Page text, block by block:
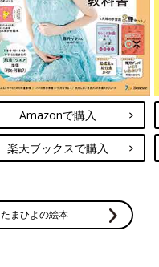
Amazonで購入
楽天ブックスで購入
たまひよの絵本